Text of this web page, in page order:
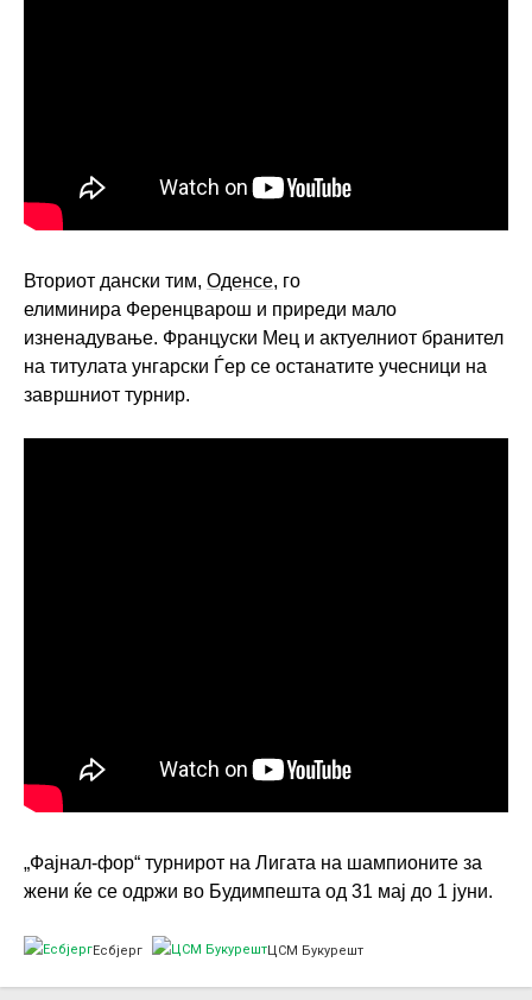
Вториот дански тим, Оденсе, го
елиминира Ференцварош и приреди мало
изненадување. Француски Мец и актуелниот бранител
на титулата унгарски Ѓер се останатите учесници на
завршниот турнир.
„Фајнал-фор“ турнирот на Лигата на шампионите за
жени ќе се одржи во Будимпешта од 31 мај до 1 јуни.
Есбјерг ЦСМ Букурешт